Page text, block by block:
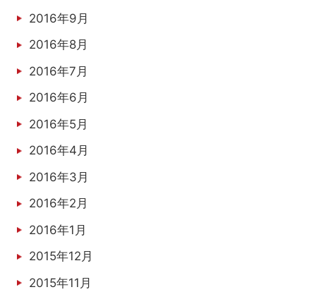
2016年9月
2016年8月
2016年7月
2016年6月
2016年5月
2016年4月
2016年3月
2016年2月
2016年1月
2015年12月
2015年11月